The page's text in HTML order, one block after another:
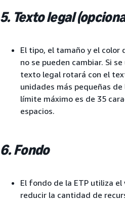
5. Texto legal
El tipo, el tamaño y el
no se pueden cambiar. Si
texto legal rotará con el
unidades más pequeñas
límite máximo es de 35
espacios.
6. Fondo
El fondo de la ETP utiliza
reducir la cantidad de